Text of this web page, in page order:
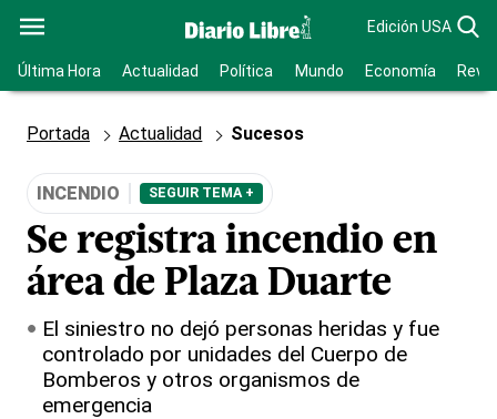
Edición USA
Última Hora Actualidad Política Mundo Economía
Portada Actualidad Sucesos
INCENDIO SEGUIR TEMA +
Se registra incendio en
área de Plaza Duarte
El siniestro no dejó personas heridas y fue
controlado por unidades del Cuerpo de
Bomberos y otros organismos de
emergencia